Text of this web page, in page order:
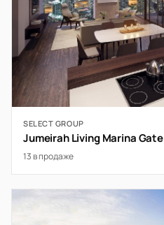
SELECT GROUP
Jumeirah Living Marina Gate
13 в продаже